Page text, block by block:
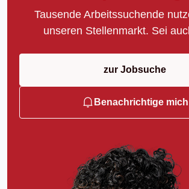
Tausende Arbeitssuchende
unseren Stellenmarkt. Sei
zur Jobsuche
Benachrichtige mich